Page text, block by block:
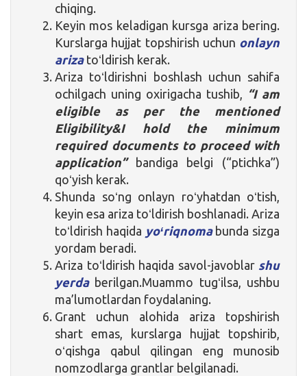
chiqing.
Keyin mos keladigan kursga ariza bering.
Kurslarga hujjat topshirish uchun onlayn
arizatoʻldirish kerak.
Ariza toʻldirishni boshlash uchun sahifa
ochilgach uning oxirigacha tushib,
“I am
eligible as per the mentioned
Eligibility&I hold the minimum
required documents to proceed with
application”bandiga belgi (“ptichka”)
qoʻyish kerak.
Shunda soʻng onlayn roʻyhatdan oʻtish,
keyin esa ariza toʻldirish boshlanadi. Ariza
toʻldirish haqida yoʻriqnomabunda sizga
yordam beradi.
Ariza toʻldirish haqida savol-javoblar shu
yerdaberilgan.Muammo tugʻilsa, ushbu
ma’lumotlardan foydalaning.
Grant uchun alohida ariza topshirish
shart emas, kurslarga hujjat topshirib,
oʻqishga qabul qilingan eng munosib
nomzodlarga grantlar belgilanadi.